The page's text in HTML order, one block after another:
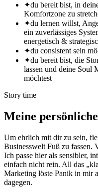
✦du bereit bist, in
Komfortzone zu
✦du lernen willst,
ein zuverlässiges
energetisch &
✦du consistent sein
✦du bereit bist, die
lassen und deine Soul
möchtest
Story time
Meine persönliche
Um ehrlich mit dir zu sein,
Businesswelt Fuß zu fassen.
Ich passe hier als sensibler,
einfach nicht rein. All das
Marketing löste Panik in mir
dagegen.